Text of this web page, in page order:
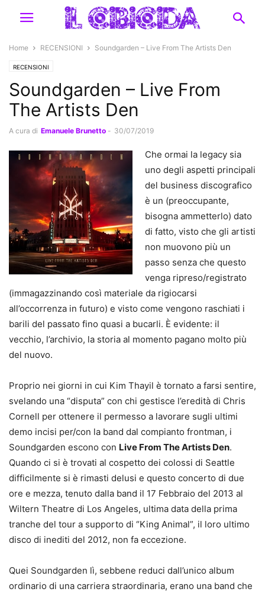
Home RECENSIONI Soundgarden – Live From The Artists Den
RECENSIONI
Soundgarden – Live From
The Artists Den
A cura di Emanuele Brunetto - 30/07/2019
Che ormai la legacy sia
uno degli aspetti principali
del business discografico
è un (preoccupante,
bisogna ammetterlo) dato
di fatto, visto che gli artisti
non muovono più un
passo senza che questo
venga ripreso/registrato
(immagazzinando così materiale da rigiocarsi
all’occorrenza in futuro) e visto come vengono raschiati i
barili del passato fino quasi a bucarli. È evidente: il
vecchio, l’archivio, la storia al momento pagano molto più
del nuovo.
Proprio nei giorni in cui Kim Thayil è tornato a farsi sentire,
svelando una “disputa” con chi gestisce l’eredità di Chris
Cornell per ottenere il permesso a lavorare sugli ultimi
demo incisi per/con la band dal compianto frontman, i
Soundgarden escono con Live From The Artists Den.
Quando ci si è trovati al cospetto dei colossi di Seattle
difficilmente si è rimasti delusi e questo concerto di due
ore e mezza, tenuto dalla band il 17 Febbraio del 2013 al
Wiltern Theatre di Los Angeles, ultima data della prima
tranche del tour a supporto di “King Animal”, il loro ultimo
disco di inediti del 2012, non fa eccezione.
Quei Soundgarden lì, sebbene reduci dall’unico album
ordinario di una carriera straordinaria, erano una band che